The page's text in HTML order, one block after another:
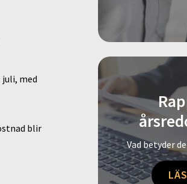
med
blir
Vad betyder